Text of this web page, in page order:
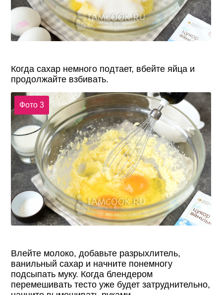
Когда сахар немного подтает, вбейте яйца и
продолжайте взбивать.
Фото 3
Влейте молоко, добавьте разрыхлитель,
ванильный сахар и начните понемногу
подсыпать муку. Когда блендером
перемешивать тесто уже будет затруднительно,